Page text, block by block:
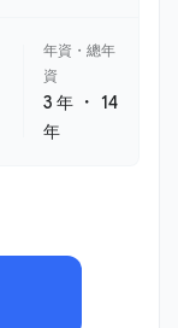
年資・總年
資
3 年 ・14
年